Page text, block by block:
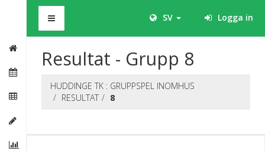
SV Logga in
Resultat - Grupp 8
HUDDINGE TK : GRUPPSPEL INOMHUS
RESULTAT
8